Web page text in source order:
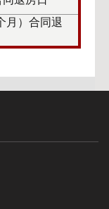
月）合同退